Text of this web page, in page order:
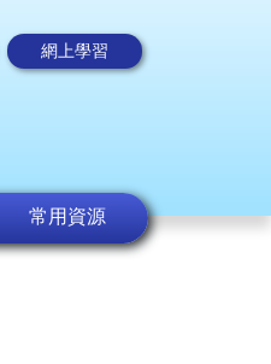
網上學習
常用資源